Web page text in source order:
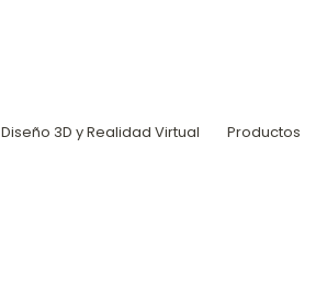
Diseño 3D y Realidad Virtual Productos